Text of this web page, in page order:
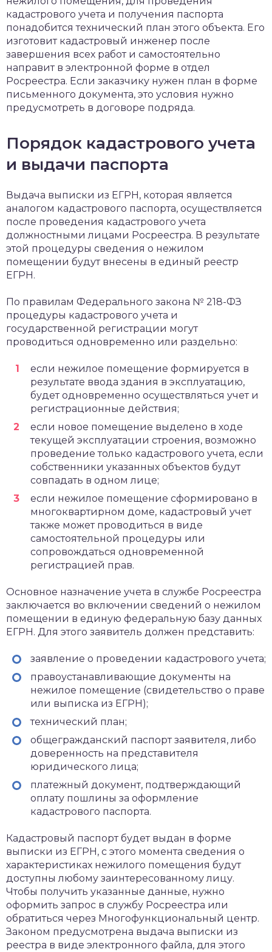
кадастрового учета и получения паспорта
понадобится технический план этого объекта. Его
изготовит кадастровый инженер после
завершения всех работ и самостоятельно
направит в электронной форме в отдел
Росреестра. Если заказчику нужен план в форме
письменного документа, это условия нужно
предусмотреть в договоре подряда.
Порядок кадастрового учета
и выдачи паспорта
Выдача выписки из ЕГРН, которая является
аналогом кадастрового паспорта, осуществляется
после проведения кадастрового учета
должностными лицами Росреестра. В результате
этой процедуры сведения о нежилом
помещении будут внесены в единый реестр
ЕГРН.
По правилам Федерального закона № 218-ФЗ
процедуры кадастрового учета и
государственной регистрации могут
проводиться одновременно или раздельно:
если нежилое помещение формируется в
результате ввода здания в эксплуатацию,
будет одновременно осуществляться учет и
регистрационные действия;
если новое помещение выделено в ходе
текущей эксплуатации строения, возможно
проведение только кадастрового учета, если
собственники указанных объектов будут
совпадать в одном лице;
если нежилое помещение сформировано в
многоквартирном доме, кадастровый учет
также может проводиться в виде
самостоятельной процедуры или
сопровождаться одновременной
регистрацией прав.
Основное назначение учета в службе Росреестра
заключается во включении сведений о нежилом
помещении в единую федеральную базу данных
ЕГРН. Для этого заявитель должен представить:
заявление о проведении кадастрового учета;
правоустанавливающие документы на
нежилое помещение (свидетельство о праве
или выписка из ЕГРН);
технический план;
общегражданский паспорт заявителя, либо
доверенность на представителя
юридического лица;
платежный документ, подтверждающий
оплату пошлины за оформление
кадастрового паспорта.
Кадастровый паспорт будет выдан в форме
выписки из ЕГРН, с этого момента сведения о
характеристиках нежилого помещения будут
доступны любому заинтересованному лицу.
Чтобы получить указанные данные, нужно
оформить запрос в службу Росреестра или
обратиться через Многофункциональный центр.
Законом предусмотрена выдача выписки из
реестра в виде электронного файла, для этого